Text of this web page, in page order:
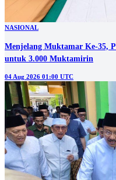
NASIONAL
Menjelang Muktamar Ke-35,
untuk 3.000 Muktamirin
04 Aug 2026 01:00 UTC